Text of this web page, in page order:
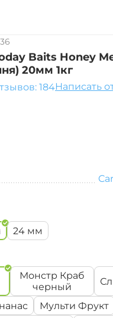
Baits Honey
20мм 1кг
184Написать
24 мм
Монстр Краб
черный
Мульти Фрукт